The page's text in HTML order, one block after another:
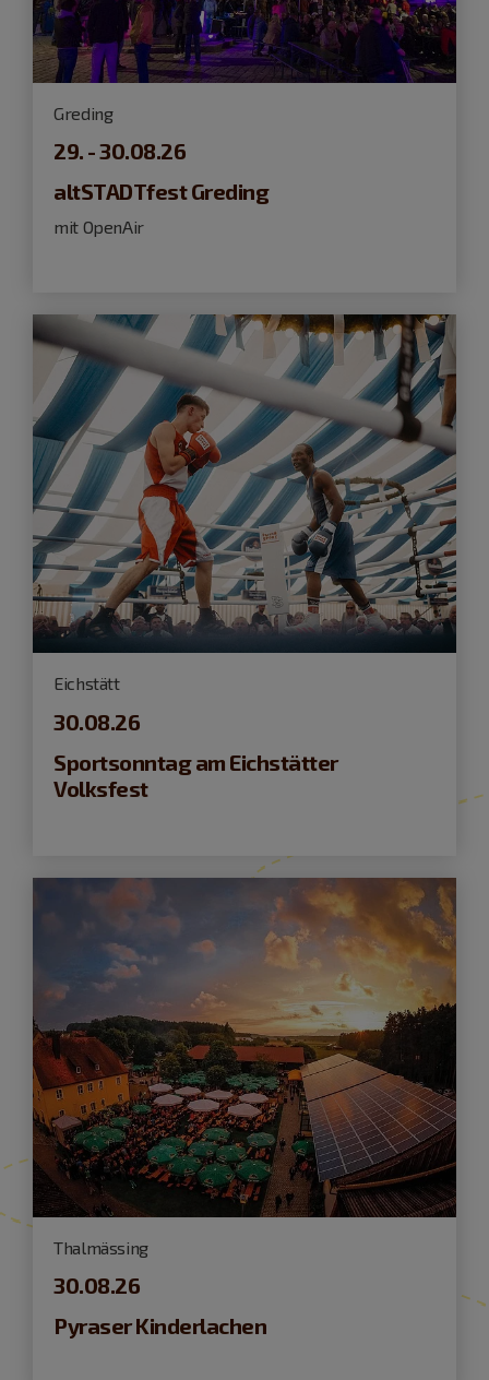
Greding
29. - 30.08.26
altSTADTfest Greding
mit OpenAir
Eichstätt
30.08.26
Sportsonntag am Eichstätter
Volksfest
Thalmässing
30.08.26
Pyraser Kinderlachen